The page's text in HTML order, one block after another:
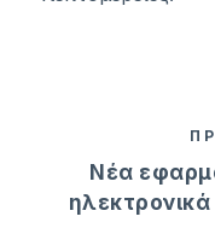
Νέα